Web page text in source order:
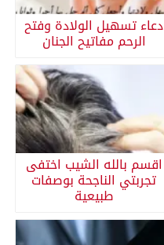
دعاء تسهيل الولادة وفتح
الرحم مفاتيح الجنان
اقسم بالله الشيب اختفى
تجربتي الناجحة بوصفات
طبيعية